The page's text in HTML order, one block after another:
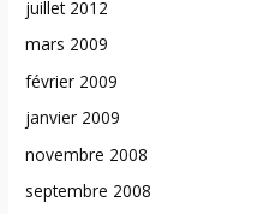
juillet 2012
mars 2009
février 2009
janvier 2009
novembre 2008
septembre 2008